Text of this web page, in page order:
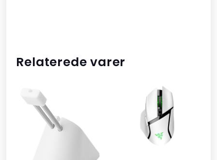
Relaterede varer